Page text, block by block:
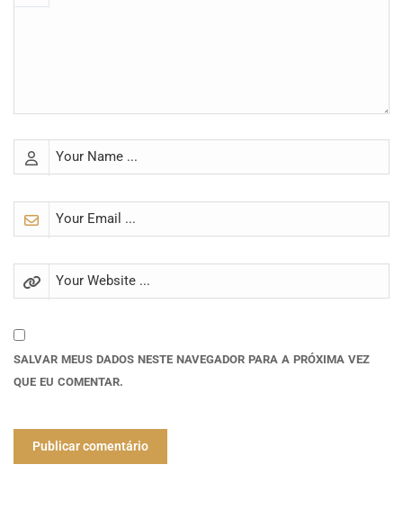
SALVAR MEUS DADOS NESTE NAVEGADOR PARA A PRÓXIMA VEZ
QUE EU COMENTAR.